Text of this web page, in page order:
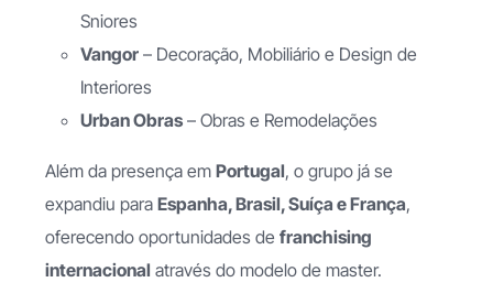
Sniores
Vangor– Decoração, Mobiliário e Design de
Interiores
Urban Obras– Obras e Remodelações
Além da presença em Portugal, o grupo já se
expandiu para Espanha, Brasil, Suíça e França,
oferecendo oportunidades de franchising
internacional através do modelo de master.